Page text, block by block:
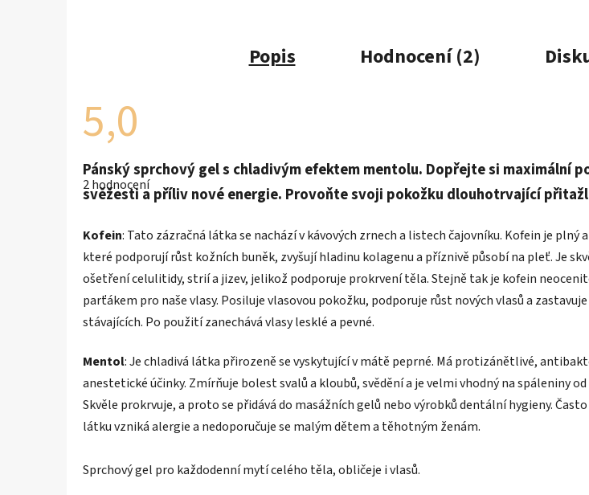
Popis Hodnocení (2)
5,0
Průměrné
hodnocení
produktu
je
5
hvězdiček.
2 hodnocení
Pánský sprchový gel s chladivým efektem mentolu. Dopřejte si maximální
svěžesti a příliv nové energie. Provoňte svoji pokožku dlouhotrvající
Kofein: Tato zázračná látka se nachází v kávových zrnech a listech čajovníku. Kofein je plný
které podporují růst kožních buněk, zvyšují hladinu kolagenu a příznivě působí na pleť. Je
ošetření celulitidy, strií a jizev, jelikož podporuje prokrvení těla. Stejně tak je kofein
parťákem pro naše vlasy. Posiluje vlasovou pokožku, podporuje růst nových vlasů a
stávajících. Po použití zanechává vlasy lesklé a pevné.
Mentol: Je chladivá látka přirozeně se vyskytující v mátě peprné. Má protizánětlivé,
anestetické účinky. Zmírňuje bolest svalů a kloubů, svědění a je velmi vhodný na spáleniny od
Skvěle prokrvuje, a proto se přidává do masážních gelů nebo výrobků dentální hygieny.
látku vzniká alergie a nedoporučuje se malým dětem a těhotným ženám.
Sprchový gel pro každodenní mytí celého těla, obličeje i vlasů.